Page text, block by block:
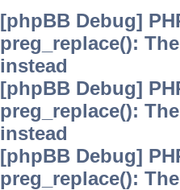
[phpBB Debug]
preg_replace():
instead
[phpBB Debug]
preg_replace():
instead
[phpBB Debug]
preg_replace():